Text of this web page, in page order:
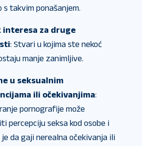
s takvim ponašanjem.
interesa za druge
: Stvari u kojima ste nekoć
manje zanimljive.
u seksualnim
ili očekivanjima:
pornografije može
percepciju seksa kod osobe i
da gaji nerealna očekivanja ili